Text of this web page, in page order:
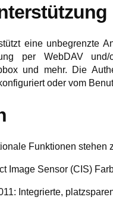
eine unbegrenzte
per WebDAV
und mehr. Die
oder vom
Funktionen stehen
Image Sensor (CIS)
Integrierte,